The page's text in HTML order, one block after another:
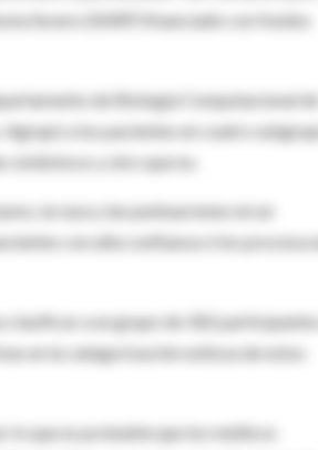
Severo (SARP) financiado con fondos
de Biología Computacional de
a los pacientes en cuatro
y otro que no.
la raza y las puntuaciones en un
con alta confianza si los procesa
clasificar a un grupo de 182
en la categorización exitosa de estos
lo que es probable que los médicos